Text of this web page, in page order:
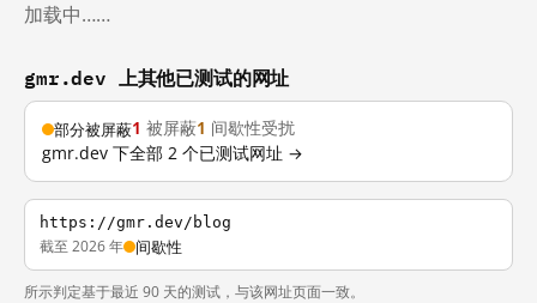
加载中……
gmr.dev 上其他已测试的网址
部分被屏蔽1 被屏蔽1 间歇性受扰
gmr.dev 下全部 2 个已测试网址 →
https://gmr.dev/blog
截至 2026 年 间歇性
所示判定基于最近 90 天的测试，与该网址页面一致。